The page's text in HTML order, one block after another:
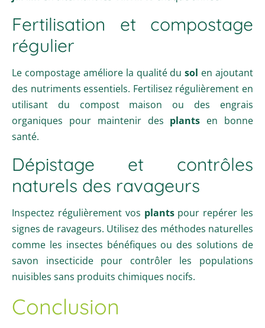
Fertilisation et compostage
régulier
Le compostage améliore la qualité dusol en ajoutant
des nutriments essentiels. Fertilisez régulièrement en
utilisant du compost maison ou des engrais
organiques pour maintenir des plants en bonne
santé.
Dépistage et contrôles
naturels des ravageurs
Inspectez régulièrement vos plantspour repérer les
signes de ravageurs. Utilisez des méthodes naturelles
comme les insectes bénéfiques ou des solutions de
savon insecticide pour contrôler les populations
nuisibles sans produits chimiques nocifs.
Conclusion